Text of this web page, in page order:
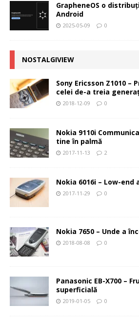
GrapheneOS o
Android
2025-05-09 0
NOSTALGIVIEW
Sony Ericsson Z1010 –
celei de-a treia
2018-12-09 0
Nokia 9110i
tine în palmă
2017-11-13 2
Nokia 6016i – Low-end
2017-11-29 0
Nokia 7650 – Unde a
2018-08-08 0
Panasonic EB-X700 –
superficială
2019-01-05 0